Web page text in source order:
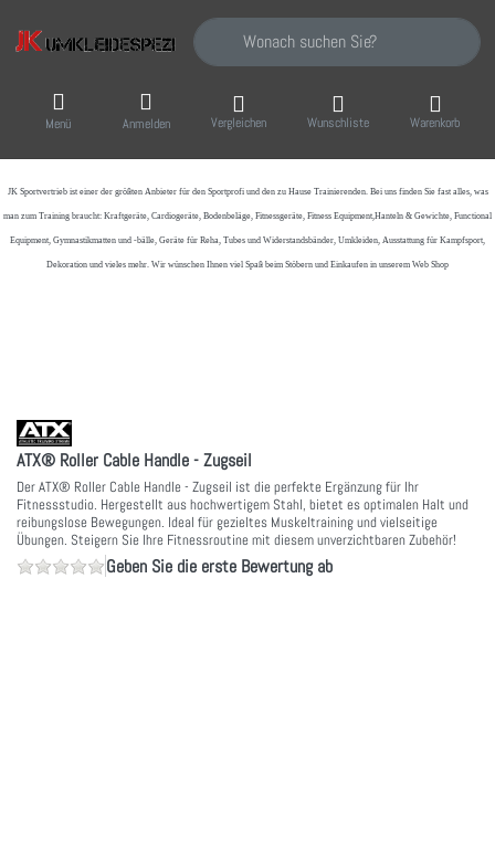
Geben Sie einen Suchbegriff ein. Während
Menü Anmelden Vergleichen Wunschliste Warenkorb
JK Sportvertrieb ist einer der größten Anbieter für den Sportprofi und den zu Hause Trainierenden. Bei uns finden Sie fast alles, was
man zum Training braucht: Kraftgeräte, Cardiogeräte, Bodenbeläge, Fitnessgeräte, Fitness Equipment,Hanteln & Gewichte, Functional
Equipment, Gymnastikmatten und -bälle, Geräte für Reha, Tubes und Widerstandsbänder, Umkleiden, Ausstattung für Kampfsport,
Dekoration und vieles mehr. Wir wünschen Ihnen viel Spaß beim Stöbern und Einkaufen in unserem Web Shop
ATX® Roller Cable Handle - Zugseil
Der ATX® Roller Cable Handle - Zugseil ist die perfekte Ergänzung für Ihr
Fitnessstudio. Hergestellt aus hochwertigem Stahl, bietet es optimalen Halt und
reibungslose Bewegungen. Ideal für gezieltes Muskeltraining und vielseitige
Übungen. Steigern Sie Ihre Fitnessroutine mit diesem unverzichtbaren Zubehör!
Geben Sie die erste Bewertung ab